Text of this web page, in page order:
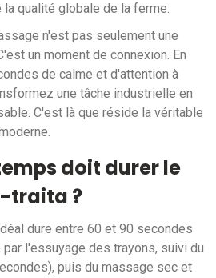
qualité globale de la ferme.
n'est pas seulement une
un moment de connexion. En
de calme et d'attention à
une tâche industrielle en
C'est là que réside la véritable
doit durer le
traita ?
dure entre 60 et 90 secondes
par l'essuyage des trayons, suivi du
puis du massage sec et